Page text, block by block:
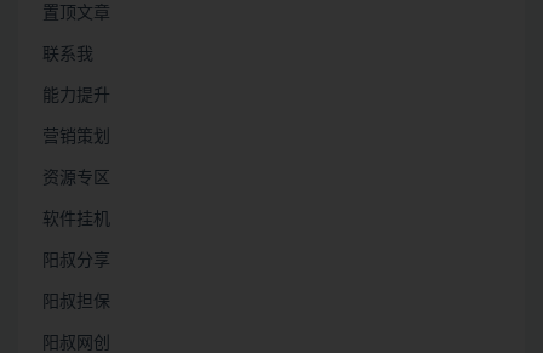
置顶文章
联系我
能力提升
营销策划
资源专区
软件挂机
阳叔分享
阳叔担保
阳叔网创